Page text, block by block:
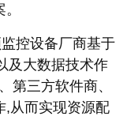
控设备厂商基于
及大数据技术作
第三方软件商、
,从而实现资源配